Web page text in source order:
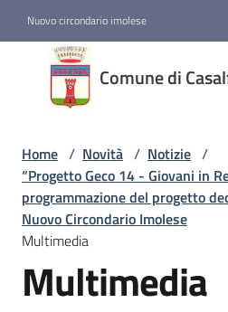
Nuovo circondario imolese
Comune di
Comune di
Casalfiumanese
Amministrazione
Novità
Menu selezionato
Servizi
Home / Novità / Notizie /
“Progetto Geco 14 - Giovani in
programmazione del progetto
Nuovo Circondario Imolese
Multimedia
Multimedia